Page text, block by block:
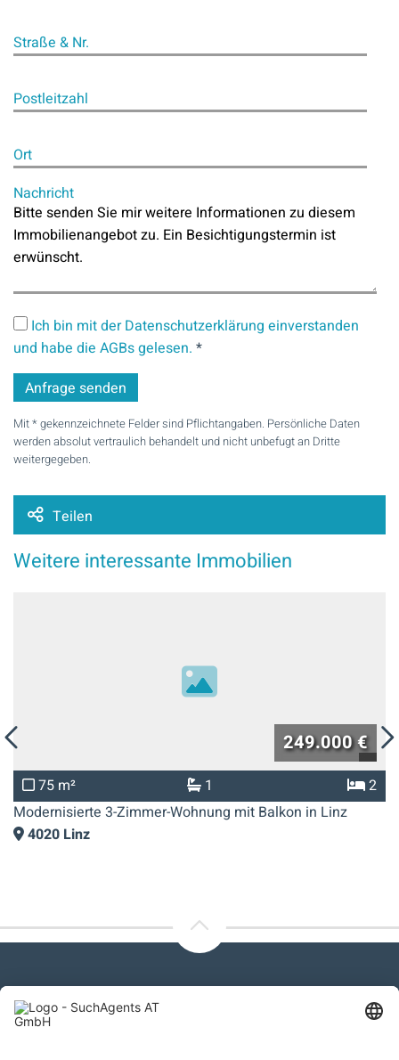
Straße & Nr.
Postleitzahl
Ort
Nachricht
Ich bin mit der Datenschutzerklärung einverstanden
und habe die AGBs gelesen. *
Mit * gekennzeichnete Felder sind Pflichtangaben. Persönliche Daten
werden absolut vertraulich behandelt und nicht unbefugt an Dritte
weitergegeben.
Teilen
Weitere interessante Immobilien
€
in Linz
Renovierte 3-Zimmer-Wohnung mit Süd-
Kontaktieren Sie uns